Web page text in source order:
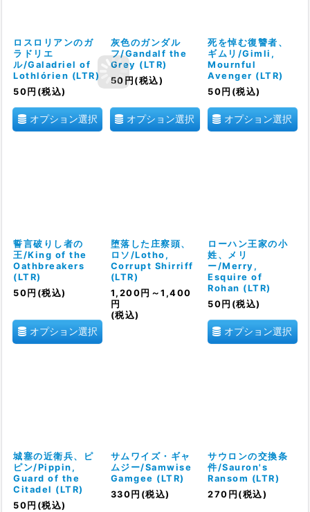
ロスロリアンのガ
ラドリエ
ル/Galadriel of
Lothlórien (LTR)
50 円 (税込)
オプション選択
灰色のガンダル
フ/Gandalf the
Grey (LTR)
50 円 (税込)
オプション選択
死を悼む復讐者、
ギムリ/Gimli,
Mournful
Avenger (LTR)
50 円 (税込)
オプション選択
誓言破りし者の
王/King of the
Oathbreakers
(LTR)
50 円 (税込)
オプション選択
堕落した庄察頭、
ロソ/Lotho,
Corrupt Shirriff
(LTR)
1,200 円 ～1,400
円
(税込)
ローハン王家の小
姓、メリ
ー/Merry,
Esquire of
Rohan (LTR)
50 円 (税込)
オプション選択
城塞の近衛兵、ピ
ピン/Pippin,
Guard of the
Citadel (LTR)
50 円 (税込)
サムワイズ・ギャ
ムジー/Samwise
Gamgee (LTR)
330 円 (税込)
サウロンの交換条
件/Sauron's
Ransom (LTR)
270 円 (税込)